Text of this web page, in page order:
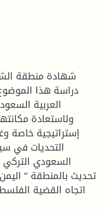
شهادة منطقة
دراسة هذا
العربية
ولاستعادة
إستراتيجية
التحديات في
السعودي التركي
تحديث بالمنطقة "
اتجاه القضية